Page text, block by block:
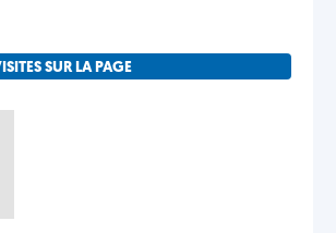
SUR LA PAGE